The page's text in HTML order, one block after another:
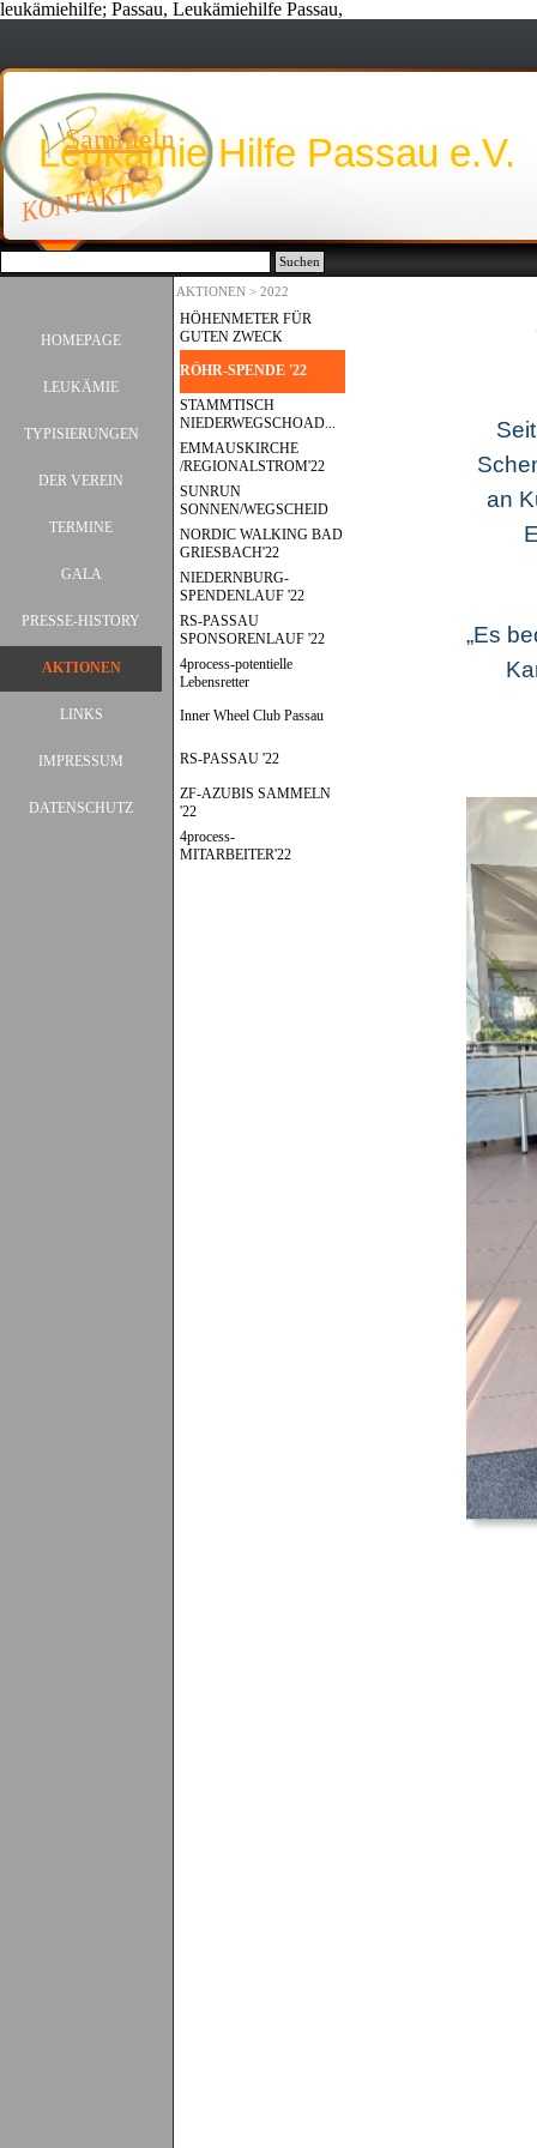
leukämiehilfe; Passau, Leukämiehilfe Passau,
Leukämie Hilfe Passau e.V.
Sammeln
KONTAKT
Suchen
Menü überspringen
HOMEPAGE
LEUKÄMIE
TYPISIERUNGEN
DER VEREIN
TERMINE ▼
GALA ▼
PRESSE-HISTORY ▼
AKTIONEN ▼
LINKS
IMPRESSUM
DATENSCHUTZ
AKTIONEN > 2022
HÖHENMETER FÜR
GUTEN ZWECK
RÖHR-SPENDE '22
STAMMTISCH
NIEDERWEGSCHOAD...
EMMAUSKIRCHE
/REGIONALSTROM'22
SUNRUN
SONNEN/WEGSCHEID
NORDIC WALKING BAD
GRIESBACH'22
NIEDERNBURG-
SPENDENLAUF '22
RS-PASSAU
SPONSORENLAUF '22
4process-potentielle
Lebensretter
Inner Wheel Club Passau
RS-PASSAU '22
ZF-AZUBIS SAMMELN
'22
4process-
MITARBEITER'22
an
„Es